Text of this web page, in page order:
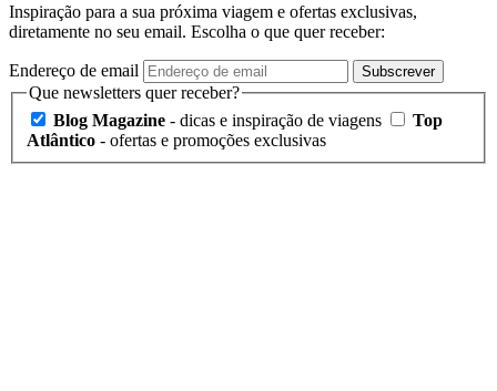
Inspiração para a sua próxima viagem e ofertas exclusivas,
diretamente no seu email. Escolha o que quer receber:
Endereço de email Subscrever
Que newsletters quer receber?
Blog Magazine - dicas e inspiração de viagens
Top
Atlântico - ofertas e promoções exclusivas